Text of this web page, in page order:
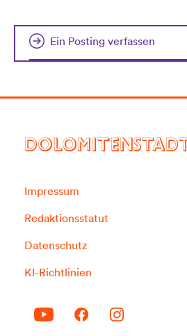
Ein Posting verfassen
DOLOMITENSTADT
Impressum
Redaktionsstatut
Datenschutz
KI-Richtlinien